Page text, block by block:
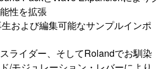
性を拡張
および編集可能なサンプルインポ
ライダー、そしてRolandでお馴染